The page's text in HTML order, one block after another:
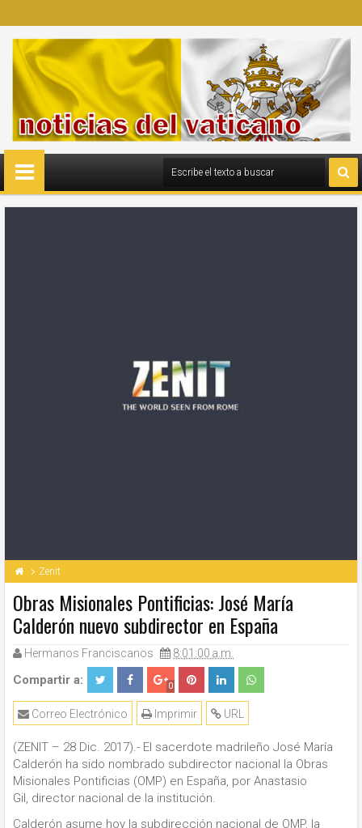
Zenit
Obras Misionales Pontificias: José María
Calderón nuevo subdirector en España
Hermanos Franciscanos 8:01:00 a.m.
Compartir a: 0
URL
Imprimir
Correo Electrónico
(ZENIT – 28 Dic. 2017).- El sacerdote madrileño José María
Calderón ha sido nombrado subdirector nacional la Obras
Misionales Pontificias (OMP) en España, por Anastasio
Gil, director nacional de la institución.
Calderón asume hoy la subdirección nacional de OMP, la